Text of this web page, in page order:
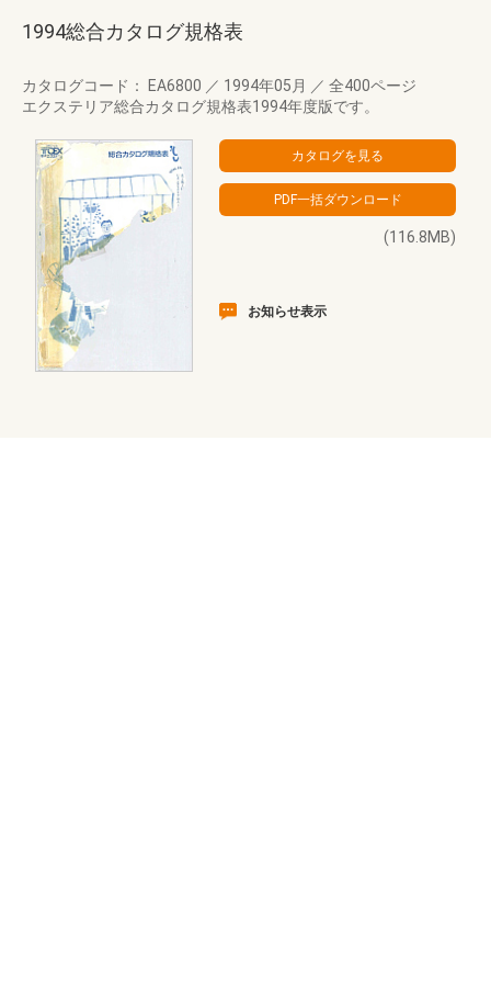
1994総合カタログ規格表
カタログコード： EA6800 ／ 1994年05月 ／ 全400ページ
エクステリア総合カタログ規格表1994年度版です。
(116.8MB)
お知らせ表示